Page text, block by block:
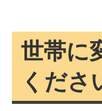
世帯に
くださ